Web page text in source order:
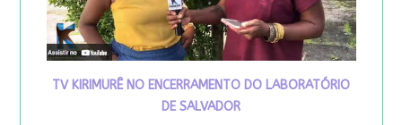
TV KIRIMURÊ NO ENCERRAMENTO DO LABORATÓRIO
DE SALVADOR